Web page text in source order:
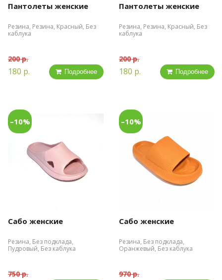
Пантолеты женские
Резина, Резина, Красный, Без
каблука
200 р.
180 р. Подробнее
Пантолеты женские
Резина, Резина, Красный, Без
каблука
200 р.
180 р. Подробнее
–10%
Сабо женские
Резина, Без подклада,
Пудровый, Без каблука
750 р.
–10%
Сабо женские
Резина, Без подклада,
Оранжевый, Без каблука
970 р.